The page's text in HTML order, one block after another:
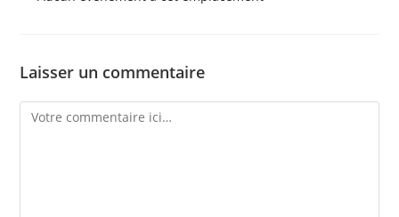
Laisser un commentaire